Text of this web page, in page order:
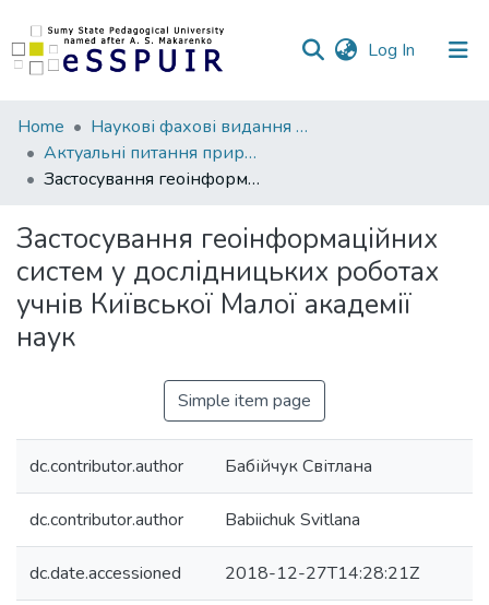
Log In (current)
Communities
&
Collections
Statistics
Home
Наукові фахові видання СумДПУ
Актуальні питання природничо-математичної освіти
Застосування геоінформаційних систем у дослідницьких роботах учнів Київської Малої академії наук
Застосування геоінформаційних
систем у дослідницьких роботах
учнів Київської Малої академії
наук
Simple item page
dc.contributor.author Бабійчук Світлана
dc.contributor.author Babiichuk Svitlana
dc.date.accessioned 2018-12-27T14:28:21Z